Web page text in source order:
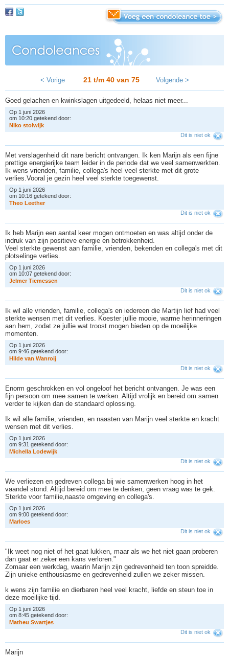
< Vorige 21 t/m 40 van 75 Volgende >
Goed gelachen en kwinkslagen uitgedeeld, helaas niet meer...
Op 1 juni 2026
om 10:20 getekend door:
Niko stolwijk
Dit is niet ok
Met verslagenheid dit nare bericht ontvangen. Ik ken Marijn als een fijne
prettige energierijke team leider in de periode dat we veel samenwerkten.
Ik wens vrienden, familie, collega's heel veel sterkte met dit grote
verlies.Vooral je gezin heel veel sterkte toegewenst.
Op 1 juni 2026
om 10:16 getekend door:
Theo Leether
Dit is niet ok
Ik heb Marijn een aantal keer mogen ontmoeten en was altijd onder de
indruk van zijn positieve energie en betrokkenheid.
Veel sterkte gewenst aan familie, vrienden, bekenden en collega's met dit
plotselinge verlies.
Op 1 juni 2026
om 10:07 getekend door:
Jelmer Tiemessen
Dit is niet ok
Ik wil alle vrienden, familie, collega's en iedereen die Martijn lief had veel
sterkte wensen met dit verlies. Koester jullie mooie, warme herinneringen
aan hem, zodat ze jullie wat troost mogen bieden op de moeilijke
momenten.
Op 1 juni 2026
om 9:46 getekend door:
Hilde van Wanroij
Dit is niet ok
Enorm geschrokken en vol ongeloof het bericht ontvangen. Je was een
fijn persoon om mee samen te werken. Altijd vrolijk en bereid om samen
verder te kijken dan de standaard oplossing.
Ik wil alle familie, vrienden, en naasten van Marijn veel sterkte en kracht
wensen met dit verlies.
Op 1 juni 2026
om 9:31 getekend door:
Michella Lodewijk
Dit is niet ok
We verliezen en gedreven collega bij wie samenwerken hoog in het
vaandel stond. Altijd bereid om mee te denken, geen vraag was te gek.
Sterkte voor familie,naaste omgeving en collega's.
Op 1 juni 2026
om 9:00 getekend door:
Marloes
Dit is niet ok
"Ik weet nog niet of het gaat lukken, maar als we het niet gaan proberen
dan gaat er zeker een kans verloren."
Zomaar een werkdag, waarin Marijn zijn gedrevenheid ten toon spreidde.
Zijn unieke enthousiasme en gedrevenheid zullen we zeker missen.
k wens zijn familie en dierbaren heel veel kracht, liefde en steun toe in
deze moeilijke tijd.
Op 1 juni 2026
om 8:45 getekend door:
Matheu Swartjes
Dit is niet ok
Marijn